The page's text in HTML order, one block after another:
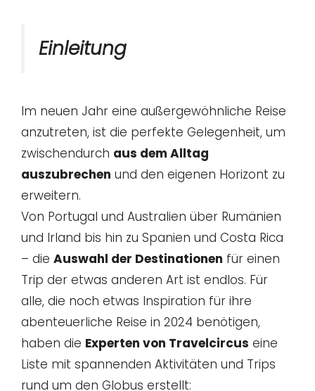
Einleitung
Im neuen Jahr eine außergewöhnliche Reise
anzutreten, ist die perfekte Gelegenheit, um
zwischendurch aus dem Alltag
auszubrechen und den eigenen Horizont zu
erweitern.
Von Portugal und Australien über Rumänien
und Irland bis hin zu Spanien und Costa Rica
– die Auswahl der Destinationen für einen
Trip der etwas anderen Art ist endlos. Für
alle, die noch etwas Inspiration für ihre
abenteuerliche Reise in 2024 benötigen,
haben die Experten von Travelcircus eine
Liste mit spannenden Aktivitäten und Trips
rund um den Globus erstellt: